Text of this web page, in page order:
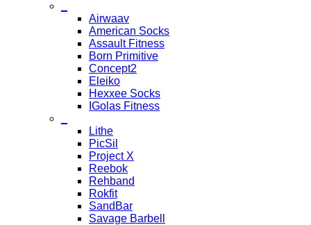
Airwaav
American Socks
Assault Fitness
Born Primitive
Concept2
Eleiko
Hexxee Socks
IGolas Fitness
Lithe
PicSil
Project X
Reebok
Rehband
Rokfit
SandBar
Savage Barbell